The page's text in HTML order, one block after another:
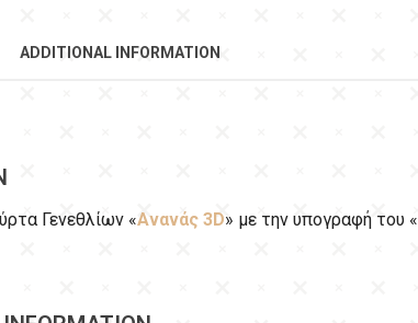
ADDITIONAL INFORMATION
Γενεθλίων «Ανανάς 3D» με την υπογραφή του «